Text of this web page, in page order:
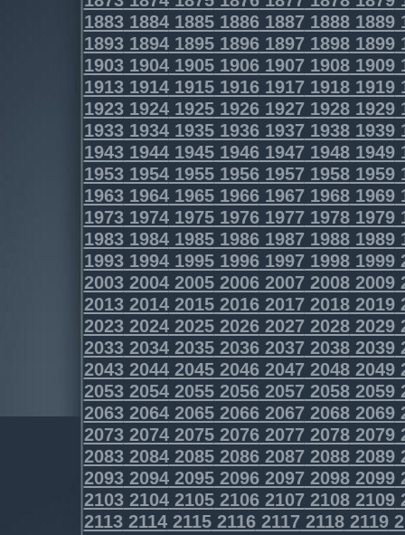
1883188418851886188718881889
1893189418951896189718981899
1903190419051906190719081909
1913191419151916191719181919
1923192419251926192719281929
1933193419351936193719381939
1943194419451946194719481949
1953195419551956195719581959
1963196419651966196719681969
1973197419751976197719781979
1983198419851986198719881989
1993199419951996199719981999
2003200420052006200720082009
2013201420152016201720182019
2023202420252026202720282029
2033203420352036203720382039
2043204420452046204720482049
2053205420552056205720582059
2063206420652066206720682069
2073207420752076207720782079
2083208420852086208720882089
2093209420952096209720982099
2103210421052106210721082109
2113211421152116211721182119